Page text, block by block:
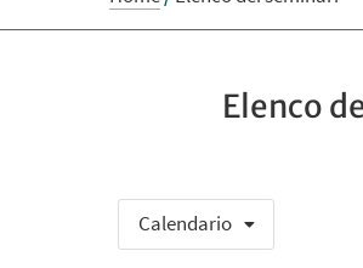
Elenco
Calendario